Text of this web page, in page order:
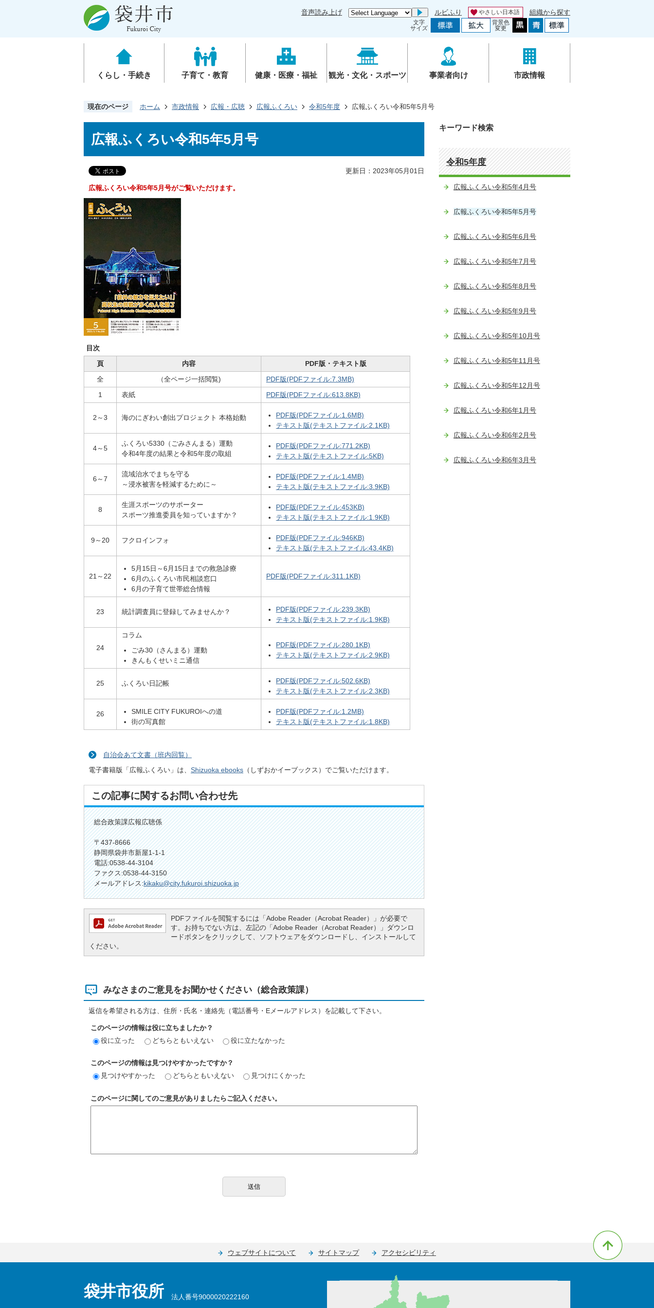
音声読み上げ Go ルビふり やさしい日本語 組織から探す
文字
サイズ
背景色
変更
くらし・手続き 子育て・教育 健康・医療・福祉 観光・文化・スポーツ 事業者向け 市政情報
現在のページ ホーム 市政情報 広報・広聴 広報ふくろい 令和5年度 広報ふくろい令和5年5月号
広報ふくろい令和5年5月号
更新日：2023年05月01日
広報ふくろい令和5年5月号がご覧いただけます。
目次
頁
内容
PDF版・テキスト版
全
（全ページ一括閲覧)
PDF版(PDFファイル:7.3MB)
1
表紙 PDF版(PDFファイル:613.8KB)
2～3 海のにぎわい創出プロジェクト 本格始動
PDF版(PDFファイル:1.6MB)
テキスト版(テキストファイル:2.1KB)
4～5
ふくろい5330（ごみさんまる）運動
令和4年度の結果と令和5年度の取組
PDF版(PDFファイル:771.2KB)
テキスト版(テキストファイル:5KB)
6～7
流域治水でまちを守る
～浸水被害を軽減するために～
PDF版(PDFファイル:1.4MB)
テキスト版(テキストファイル:3.9KB)
8
生涯スポーツのサポーター
スポーツ推進委員を知っていますか？
PDF版(PDFファイル:453KB)
テキスト版(テキストファイル:1.9KB)
9～20 フクロインフォ
PDF版(PDFファイル:946KB)
テキスト版(テキストファイル:43.4KB)
21～22
5月15日～6月15日までの救急診療
6月のふくろい市民相談窓口
6月の子育て世帯総合情報
PDF版(PDFファイル:311.1KB)
23 統計調査員に登録してみませんか？
PDF版(PDFファイル:239.3KB)
テキスト版(テキストファイル:1.9KB)
24
コラム
ごみ30（さんまる）運動
きんもくせいミニ通信
PDF版(PDFファイル:280.1KB)
テキスト版(テキストファイル:2.9KB)
25 ふくろい日記帳
PDF版(PDFファイル:502.6KB)
テキスト版(テキストファイル:2.3KB)
26
SMILE CITY FUKUROIへの道
街の写真館
PDF版(PDFファイル:1.2MB)
テキスト版(テキストファイル:1.8KB)
自治会あて文書（班内回覧）
電子書籍版「広報ふくろい」は、 Shizuoka ebooks （しずおかイーブックス）でご覧いただけます。
この記事に関するお問い合わせ先
総合政策課広報広聴係
〒437-8666
静岡県袋井市新屋1-1-1
電話:0538-44-3104
ファクス:0538-44-3150
メールアドレス:kikaku@city.fukuroi.shizuoka.jp
PDFファイルを閲覧するには「Adobe Reader（Acrobat Reader）」が必要で
す。お持ちでない方は、左記の「Adobe Reader（Acrobat Reader）」ダウンロ
ードボタンをクリックして、ソフトウェアをダウンロードし、インストールして
ください。
みなさまのご意見をお聞かせください（総合政策課）
返信を希望される方は、住所・氏名・連絡先（電話番号・Eメールアドレス）を記載して下さい。
このページの情報は役に立ちましたか？
役に立った
どちらともいえない 役に立たなかった
このページの情報は見つけやすかったですか？
見つけやすかった
どちらともいえない 見つけにくかった
このページに関してのご意見がありましたらご記入ください。
キーワード検索
令和5年度
広報ふくろい令和5年4月号
広報ふくろい令和5年5月号
広報ふくろい令和5年6月号
広報ふくろい令和5年7月号
広報ふくろい令和5年8月号
広報ふくろい令和5年9月号
広報ふくろい令和5年10月号
広報ふくろい令和5年11月号
広報ふくろい令和5年12月号
広報ふくろい令和6年1月号
広報ふくろい令和6年2月号
広報ふくろい令和6年3月号
ウェブサイトについて サイトマップ アクセシビリティ
袋井市役所 法人番号9000020222160